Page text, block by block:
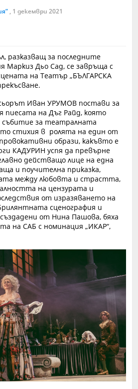
, 1 декември 2021
разказващ за последните
Маркиз Дьо Сад, се завръща с
на Театър „БЪЛГАРСКА
Иван УРУМОВ постави за
пиесата на Дъг Райд, която
събитие за театралната
стихия в ролята на един от
образи, какъвто е
КАДУРИН успя да превърне
действащо лице на една
и поучителна приказка,
между любовта и страстта,
на цензурата и
от изразяването на
сценография и
от Нина Пашова, бяха
на САБ с номинация „ИКАР“,